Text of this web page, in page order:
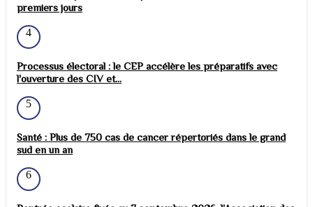
premiers jours
4
Processus électoral : le CEP accélère les préparatifs avec
l'ouverture des CIV et...
5
Santé : Plus de 750 cas de cancer répertoriés dans le grand
sud en un an
6